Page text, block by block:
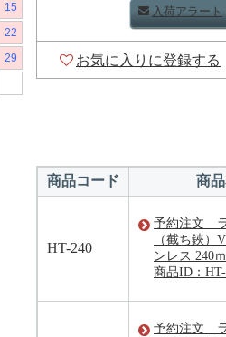
入荷アラート
お気に入りに登録する
商品コード 商
HT-240
予約注文
（截ち鋏）
ンレス 240
商品ID：
予約注文